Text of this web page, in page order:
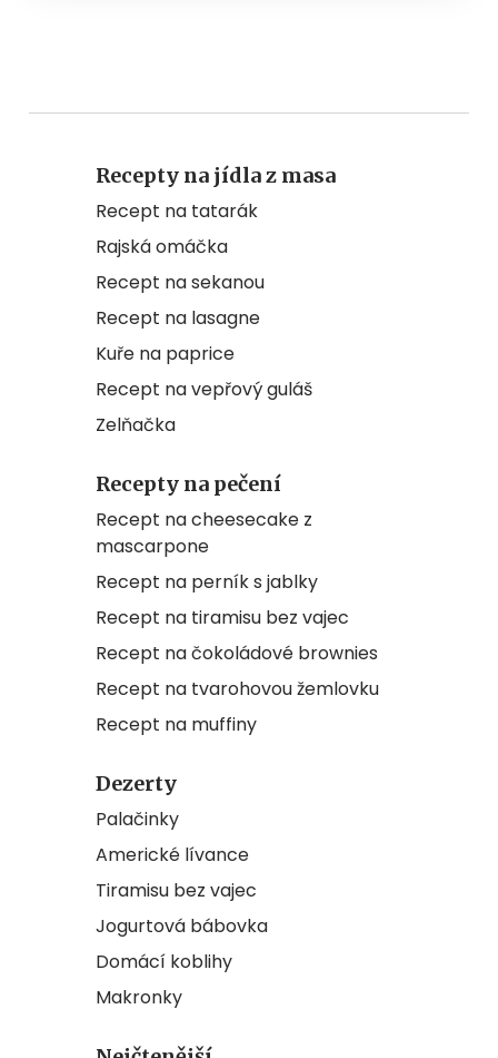
Recepty na jídla z masa
Recept na tatarák
Rajská omáčka
Recept na sekanou
Recept na lasagne
Kuře na paprice
Recept na vepřový guláš
Zelňačka
Recepty na pečení
Recept na cheesecake z
mascarpone
Recept na perník s jablky
Recept na tiramisu bez vajec
Recept na čokoládové brownies
Recept na tvarohovou žemlovku
Recept na muffiny
Dezerty
Palačinky
Americké lívance
Tiramisu bez vajec
Jogurtová bábovka
Domácí koblihy
Makronky